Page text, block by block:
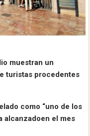
muestran un
turistas procedentes
como “uno de los
alcanzadoen el mes